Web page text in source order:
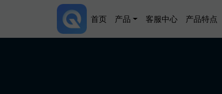
Main navigation
首页 产品 客服中心 产品特点